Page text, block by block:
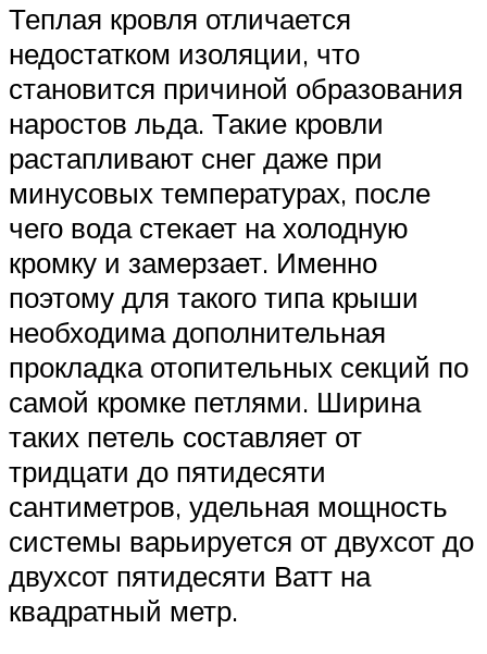
Теплая кровля отличается
недостатком изоляции, что
становится причиной образования
наростов льда. Такие кровли
растапливают снег даже при
минусовых температурах, после
чего вода стекает на холодную
кромку и замерзает. Именно
поэтому для такого типа крыши
необходима дополнительная
прокладка отопительных секций по
самой кромке петлями. Ширина
таких петель составляет от
тридцати до пятидесяти
сантиметров, удельная мощность
системы варьируется от двухсот до
двухсот пятидесяти Ватт на
квадратный метр.